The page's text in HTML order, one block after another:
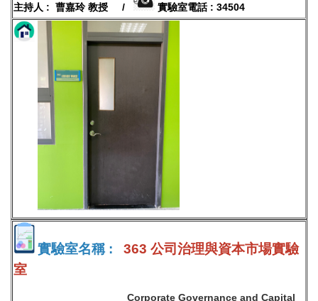
主持人 : 曹嘉玲 教授 / 實驗室電話 : 34504
實驗室名稱 : 363 公司治理與資本市場實驗
室
Corporate Governance and Capital